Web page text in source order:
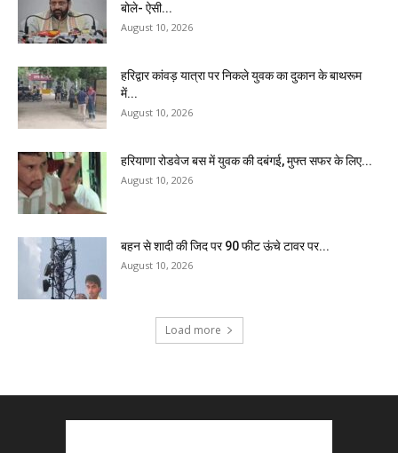
बोले- ऐसी...
August 10, 2026
हरिद्वार कांवड़ यात्रा पर निकले युवक का दुकान के बाथरूम
में...
August 10, 2026
हरियाणा रोडवेज बस में युवक की दबंगई, मुफ्त सफर के लिए...
August 10, 2026
बहन से शादी की जिद पर 90 फीट ऊंचे टावर पर...
August 10, 2026
Load more